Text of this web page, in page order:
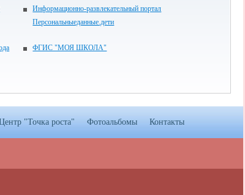
Информационно-развлекательный портал
Персональныеданные.дети
ФГИС "МОЯ ШКОЛА"
"Точка роста" Фотоальбомы Контакты